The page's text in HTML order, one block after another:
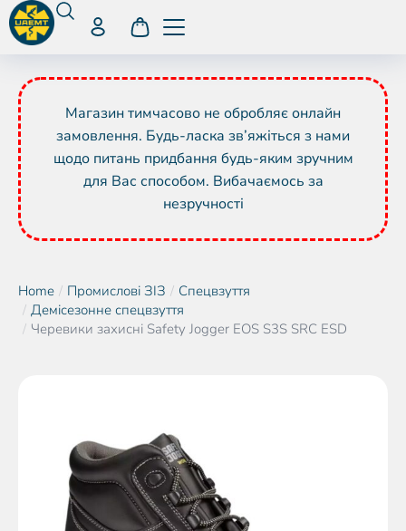
Магазин тимчасово не обробляє онлайн
замовлення. Будь-ласка зв’яжіться з нами
щодо питань придбання будь-яким зручним
для Вас способом. Вибачаємось за
незручності
You are here:
Home Промислові ЗІЗ
Спецвзуття
Демісезонне спецвзуття
Черевики захисні Safety Jogger EOS S3S SRC ESD